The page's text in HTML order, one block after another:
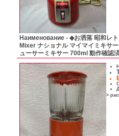
Наименование - ◆お洒落 昭和レ
Mixer ナショナル マイマイミキサ
ューサーミキサー 700ml 動作確認
>